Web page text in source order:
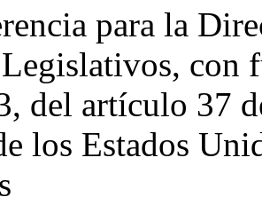
para la
con
del artículo 37
los Estados